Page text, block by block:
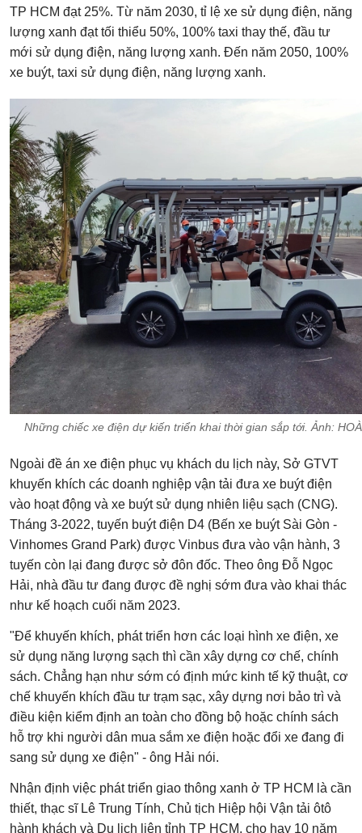
TP HCM đạt 25%. Từ năm 2030, tỉ lệ xe sử dụng điện, năng
lượng xanh đạt tối thiểu 50%, 100% taxi thay thế, đầu tư
mới sử dụng điện, năng lượng xanh. Đến năm 2050, 100%
xe buýt, taxi sử dụng điện, năng lượng xanh.
Những chiếc xe điện dự kiến triển khai thời gian sắp tới. Ảnh:
Ngoài đề án xe điện phục vụ khách du lịch này, Sở GTVT
khuyến khích các doanh nghiệp vận tải đưa xe buýt điện
vào hoạt động và xe buýt sử dụng nhiên liệu sạch (CNG).
Tháng 3-2022, tuyến buýt điện D4 (Bến xe buýt Sài Gòn -
Vinhomes Grand Park) được Vinbus đưa vào vận hành, 3
tuyến còn lại đang được sở đôn đốc. Theo ông Đỗ Ngọc
Hải, nhà đầu tư đang được đề nghị sớm đưa vào khai thác
như kế hoạch cuối năm 2023.
"Để khuyến khích, phát triển hơn các loại hình xe điện, xe
sử dụng năng lượng sạch thì cần xây dựng cơ chế, chính
sách. Chẳng hạn như sớm có định mức kinh tế kỹ thuật, cơ
chế khuyến khích đầu tư trạm sạc, xây dựng nơi bảo trì và
điều kiện kiểm định an toàn cho đồng bộ hoặc chính sách
hỗ trợ khi người dân mua sắm xe điện hoặc đổi xe đang đi
sang sử dụng xe điện" - ông Hải nói.
Nhận định việc phát triển giao thông xanh ở TP HCM là cần
thiết, thạc sĩ Lê Trung Tính, Chủ tịch Hiệp hội Vận tải ôtô
hành khách và Du lịch liên tỉnh TP HCM, cho hay 10 năm